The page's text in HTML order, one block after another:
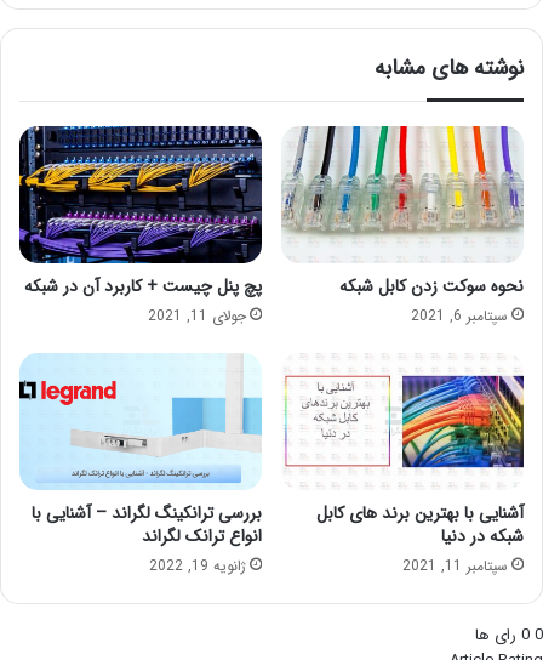
نوشته های مشابه
نحوه سوکت زدن کابل شبکه
سپتامبر 6, 2021
پچ پنل چیست + کاربرد آن در شبکه
جولای 11, 2021
آشنایی با بهترین برند های کابل
شبکه در دنیا
سپتامبر 11, 2021
بررسی ترانکینگ لگراند – آشنایی با
انواع ترانک لگراند
ژانویه 19, 2022
0
0 رای ها